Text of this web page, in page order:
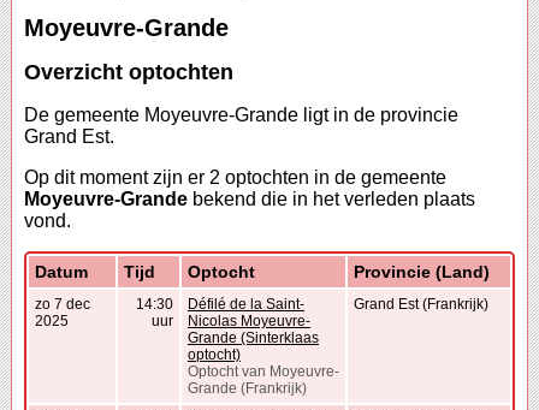
Moyeuvre-Grande
Overzicht optochten
De gemeente Moyeuvre-Grande ligt in de provincie
Grand Est.
Op dit moment zijn er 2 optochten in de gemeente
Moyeuvre-Grande bekend die in het verleden plaats
vond.
Datum Tijd Optocht Provincie (Land)
zo 7 dec
2025
14:30
uur
Défilé de la Saint-
Nicolas Moyeuvre-
Grande (Sinterklaas
optocht)
Optocht van Moyeuvre-
Grande (Frankrijk)
Grand Est (Frankrijk)